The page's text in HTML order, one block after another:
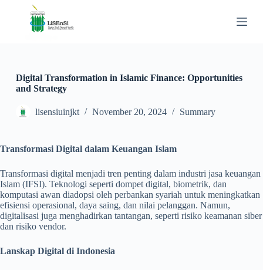
Digital Transformation in Islamic Finance: Opportunities
and Strategy
lisensiuinjkt November 20, 2024 Summary
Transformasi Digital dalam Keuangan Islam
Transformasi digital menjadi tren penting dalam industri jasa keuangan
Islam (IFSI). Teknologi seperti dompet digital, biometrik, dan
komputasi awan diadopsi oleh perbankan syariah untuk meningkatkan
efisiensi operasional, daya saing, dan nilai pelanggan. Namun,
digitalisasi juga menghadirkan tantangan, seperti risiko keamanan siber
dan risiko vendor.
Lanskap Digital di Indonesia